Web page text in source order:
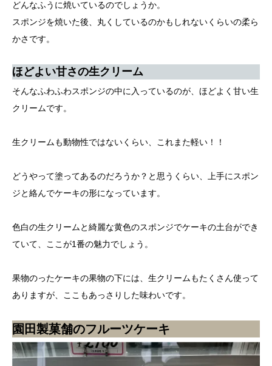
どんなふうに焼いているのでしょうか。
スポンジを焼いた後、丸くしているのかもしれないくらいの柔ら
かさです。
ほどよい甘さの生クリーム
そんなふわふわスポンジの中に入っているのが、ほどよく甘い生
クリームです。
生クリームも動物性ではないくらい、これまた軽い！！
どうやって塗ってあるのだろうか？と思うくらい、上手にスポン
ジと絡んでケーキの形になっています。
色白の生クリームと綺麗な黄色のスポンジでケーキの土台ができ
ていて、ここが1番の魅力でしょう。
果物のったケーキの果物の下には、生クリームもたくさん使って
ありますが、ここもあっさりした味わいです。
園田製菓舗のフルーツケーキ